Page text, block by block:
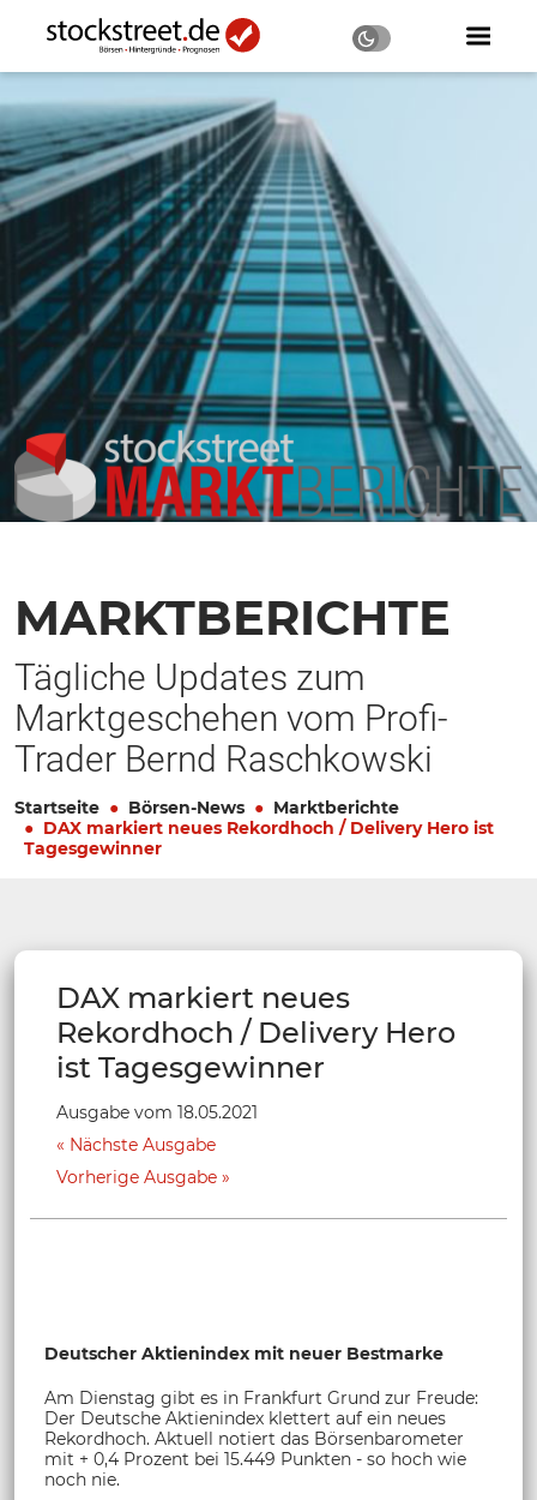
MARKTBERICHTE
Tägliche Updates zum
Marktgeschehen vom Profi-
Trader Bernd Raschkowski
Startseite Börsen-News
Marktberichte
DAX markiert neues Rekordhoch / Delivery Hero ist
Tagesgewinner
DAX markiert neues
Rekordhoch / Delivery Hero
ist Tagesgewinner
Ausgabe vom 18.05.2021
Nächste Ausgabe
Vorherige Ausgabe
Deutscher Aktienindex mit neuer Bestmarke
Am Dienstag gibt es in Frankfurt Grund zur Freude:
Der Deutsche Aktienindex klettert auf ein neues
Rekordhoch. Aktuell notiert das Börsenbarometer
mit + 0,4 Prozent bei 15.449 Punkten - so hoch wie
noch nie.